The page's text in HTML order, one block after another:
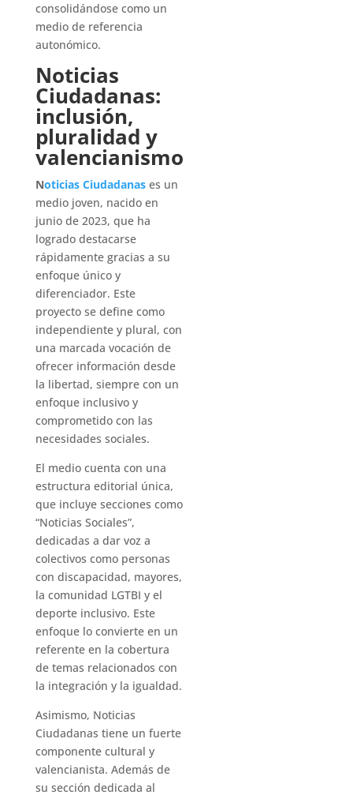
consolidándose como un
medio de referencia
autonómico.
Noticias
Ciudadanas:
inclusión,
pluralidad y
valencianismo
Noticias Ciudadanases un
medio joven, nacido en
junio de 2023, que ha
logrado destacarse
rápidamente gracias a su
enfoque único y
diferenciador. Este
proyecto se define como
independiente y plural, con
una marcada vocación de
ofrecer información desde
la libertad, siempre con un
enfoque inclusivo y
comprometido con las
necesidades sociales.
El medio cuenta con una
estructura editorial única,
que incluye secciones como
“Noticias Sociales”,
dedicadas a dar voz a
colectivos como personas
con discapacidad, mayores,
la comunidad LGTBI y el
deporte inclusivo. Este
enfoque lo convierte en un
referente en la cobertura
de temas relacionados con
la integración y la igualdad.
Asimismo, Noticias
Ciudadanas tiene un fuerte
componente cultural y
valencianista. Además de
su sección dedicada al